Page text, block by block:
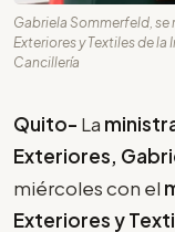
Gabriela Sommerfeld, se
Exteriores y Textiles de
Cancillería
Quito- La
Exteriores,
miércoles con el
Exteriores y